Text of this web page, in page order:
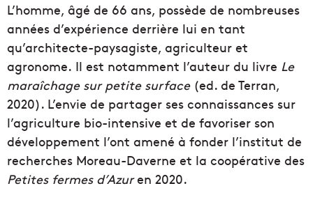
L’homme, âgé de 66 ans, possède de nombreuses
années d’expérience derrière lui en tant
qu’architecte-paysagiste, agriculteur et
agronome. Il est notamment l’auteur du livre Le
maraîchage sur petite surface(ed. de Terran,
2020). L’envie de partager ses connaissances sur
l’agriculture bio-intensive et de favoriser son
développement l’ont amené à fonder l’institut de
recherches Moreau-Daverne et la coopérative des
Petites fermes d’Azuren 2020.